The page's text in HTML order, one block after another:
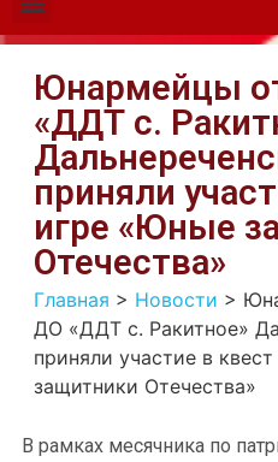
Юнармейцы
«ДДТ с.
приняли
игре «Юные
Отечества»
Главная > Новости >
ДО «ДДТ с. Ракитное»
приняли участие в
защитники Отечества»
В рамках месячника по